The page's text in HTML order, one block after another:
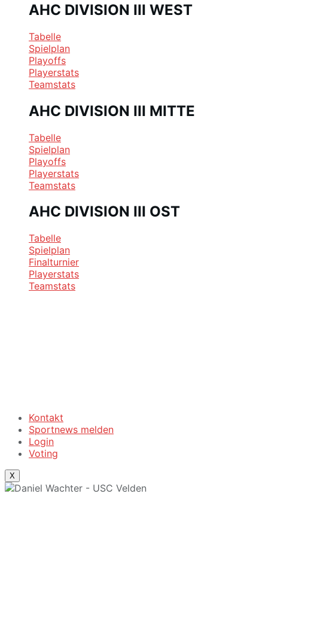
AHC DIVISION III WEST
Tabelle
Spielplan
Playoffs
Playerstats
Teamstats
AHC DIVISION III MITTE
Tabelle
Spielplan
Playoffs
Playerstats
Teamstats
AHC DIVISION III OST
Tabelle
Spielplan
Finalturnier
Playerstats
Teamstats
Kontakt
Sportnews melden
Login
Voting
X